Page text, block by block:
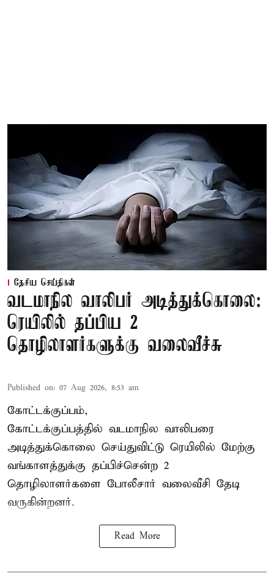
தேசிய செய்திகள்
வடமாநில வாலிபர் அடித்துக்கொலை:
ரெயிலில் தப்பிய 2
தொழிலாளர்களுக்கு வலைவீச்சு
Published on: 07 Aug 2026, 8:53 am
கோட்டக்குப்பம்,
கோட்டக்குப்பத்தில் வடமாநில வாலிபரை
அடித்துக்கொலை செய்துவிட்டு ரெயிலில் மேற்கு
வங்காளத்துக்கு தப்பிச்சென்ற 2
தொழிலாளர்களை போலீசார் வலைவீசி தேடி
வருகின்றனர்.
Read More